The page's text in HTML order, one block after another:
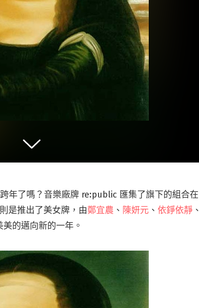
年了嗎？音樂廠牌 re:public 匯集了旗下的組合在
是推出了美女牌，由鄭宜農 、 陳妍元 、依錚依靜 、
的邁向新的一年。